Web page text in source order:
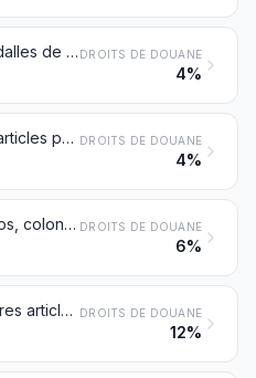
Carreaux et dalles de pavement ou de revêtement, en céramique; cubes, dés et articles similaires pour mosaïques, en céramique, même sur un support; pièces de finition, en céramique DROITS DE DOUANE
4%
Appareils et articles pour usages chimiques ou autres usages techniques, en céramique; auges, bacs et récipients similaires pour l'économie rurale, en céramique; cruchons et récipients similaires de transport ou d'emballage, en céramique DROITS DE DOUANE
4%
Éviers, lavabos, colonnes de lavabos, baignoires, bidets, cuvettes d'aisance, réservoirs de chasse, urinoirs et appareils fixes similaires pour usages sanitaires, en céramique DROITS DE DOUANE
6%
Vaisselle, autres articles de ménage ou d'économie domestique et articles d'hygiène ou de toilette, en porcelaine DROITS DE DOUANE
12%